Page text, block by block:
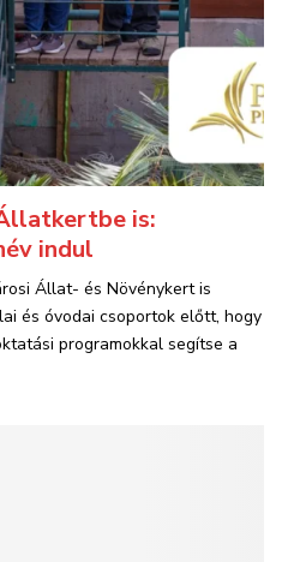
is:
indul
Állat- és Növénykert is
és óvodai csoportok előtt, hogy
programokkal segítse a